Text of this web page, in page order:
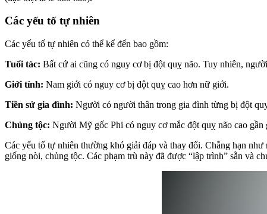
Các yếu tố tự nhiên
Các yếu tố tự nhiên có thể kể đến bao gồm:
Tuổi tác: Bất cứ ai cũng có nguy cơ bị đột quỵ não. Tuy nhiên,
Giới tính: Nam giới có nguy cơ bị đột quỵ cao hơn nữ giới.
Tiền sử gia đình: Người có người thân trong gia đình từng bị đột
Chủng tộc: Người Mỹ gốc Phi có nguy cơ mắc đột quỵ não cao gần
Các yếu tố tự nhiên thường khó giải đáp và thay đổi. Chẳng hạn
giống nòi, chủng tộc. Các phạm trù này đã được “lập trình” sẵn và